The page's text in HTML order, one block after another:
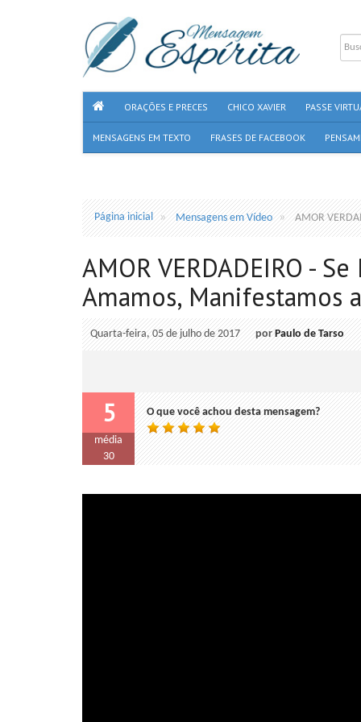
ORAÇÕES E PRECES CHICO XAVIER PASSE
MENSAGENS EM TEXTO FRASES DE FACEBOOK
Página inicial Mensagens em Vídeo AMOR
AMOR VERDADEIRO -
Amamos, Manifestamos
Quarta-feira, 05 de julho de 2017 porPaulo de Tarso
5
média
30
O que você achou desta mensagem?